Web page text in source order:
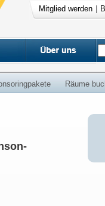
Mitglied werden
Räume